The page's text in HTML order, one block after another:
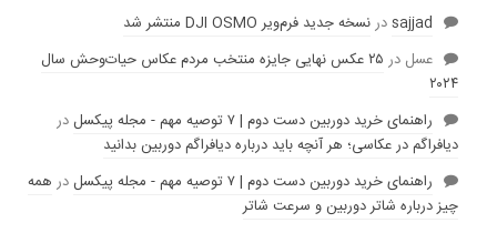
sajjadدرنسخه جدید فرم‌ویر DJI OSMO منتشر شد
عسل در
۲۵ عکس نهایی جایزه منتخب مردم عکاس حیات‌وحش سال
۲۰۲۴
راهنمای خرید دوربین دست دوم | ۷ توصیه مهم - مجله پیکسل
در
دیافراگم در عکاسی؛ هر آنچه باید درباره دیافراگم دوربین بدانید
راهنمای خرید دوربین دست دوم | ۷ توصیه مهم - مجله پیکسل
در همه
چیز درباره شاتر دوربین و سرعت شاتر